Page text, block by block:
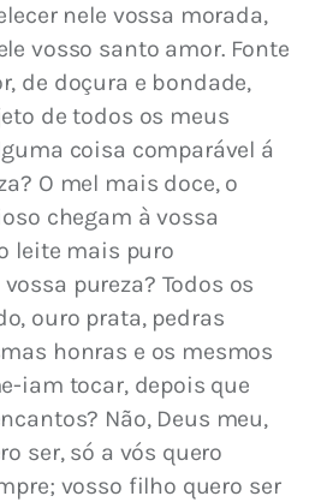
nele vossa morada,
vosso santo amor. Fonte
de doçura e bondade,
de todos os meus
coisa comparável á
O mel mais doce, o
chegam à vossa
leite mais puro
pureza? Todos os
ouro prata, pedras
honras e os mesmos
iam tocar, depois que
Não, Deus meu,
ser, só a vós quero
vosso filho quero ser